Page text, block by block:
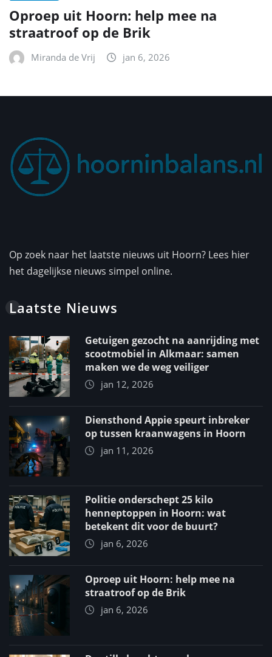
Oproep uit Hoorn: help mee na
straatroof op de Brik
Miranda de Vrij jan 6, 2026
Op zoek naar het laatste nieuws uit Hoorn? Lees hier
het dagelijkse nieuws simpel online.
Laatste Nieuws
Getuigen gezocht na aanrijding met
scootmobiel in Alkmaar: samen
maken we de weg veiliger
jan 12, 2026
Diensthond Appie speurt inbreker
op tussen kraanwagens in Hoorn
jan 11, 2026
Politie onderschept 25 kilo
henneptoppen in Hoorn: wat
betekent dit voor de buurt?
jan 6, 2026
Oproep uit Hoorn: help mee na
straatroof op de Brik
jan 6, 2026